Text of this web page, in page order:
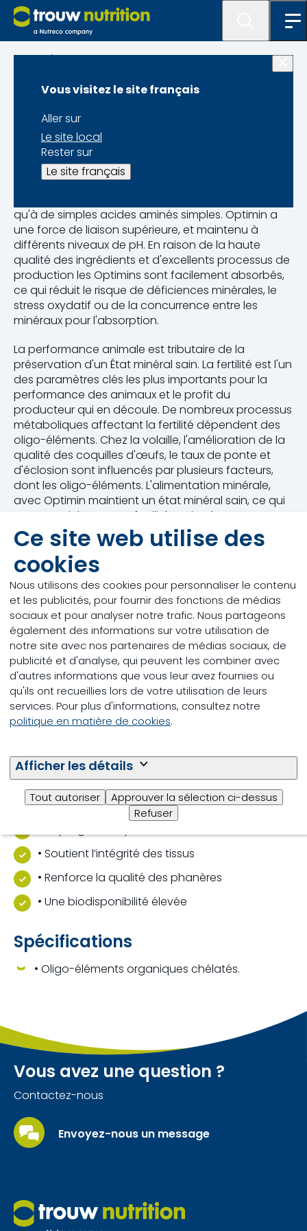
Ce site web utilise des
cookies
Nous utilisons des cookies pour personnaliser le contenu
et les publicités, pour fournir des fonctions de médias
sociaux et pour analyser notre trafic. Nous partageons
également des informations sur votre utilisation de
notre site avec nos partenaires de médias sociaux, de
publicité et d'analyse, qui peuvent les combiner avec
d'autres informations que vous leur avez fournies ou
qu'ils ont recueillies lors de votre utilisation de leurs
services. Pour plus d'informations, consultez notre
politique en matière de cookies.
Afficher les détails
Tout autoriser
Approuver la sélection ci-dessus
Refuser
Vous visitez le site français
Aller sur
Le site local
Rester sur
Le site français
Catalogue
Optimin
Les oligo-éléments organiques Optimin sont liés à
qu'à de simples acides aminés simples. Optimin a
une force de liaison supérieure, et maintenu à
différents niveaux de pH. En raison de la haute
qualité des ingrédients et d'excellents processus de
production les Optimins sont facilement absorbés,
ce qui réduit le risque de déficiences minérales, le
stress oxydatif ou de la concurrence entre les
minéraux pour l'absorption.
La performance animale est tributaire de la
préservation d'un État minéral sain. La fertilité est l'un
des paramètres clés les plus importants pour la
performance des animaux et le profit du
producteur qui en découle. De nombreux processus
métaboliques affectant la fertilité dépendent des
oligo-éléments. Chez la volaille, l'amélioration de la
qualité des coquilles d'œufs, le taux de ponte et
d'éclosion sont influencés par plusieurs facteurs,
dont les oligo-éléments. L'alimentation minérale,
avec Optimin maintient un état minéral sain, ce qui
est essentiel pour une fertilité optimale.
La ligne de produits Optimin offre une gamme
complète d’oligo-éléments développée par des
experts en nutrition animale. Optimins ® sont des
contrôles de qualité famille-QS et GMP + certifiés
sont effectués sur chaque lot assurant la qualité, la
sécurité et la performance.
Caractériser
• Empêches les carences en minéraux
• Soutient la fertilité
• Soutient la longévité
• Soutient l’intégrité des tissus
• Renforce la qualité des phanères
• Une biodisponibilité élevée
Spécifications
• Oligo-éléments organiques chélatés.
Vous avez une question ?
Contactez-nous
Envoyez-nous un message